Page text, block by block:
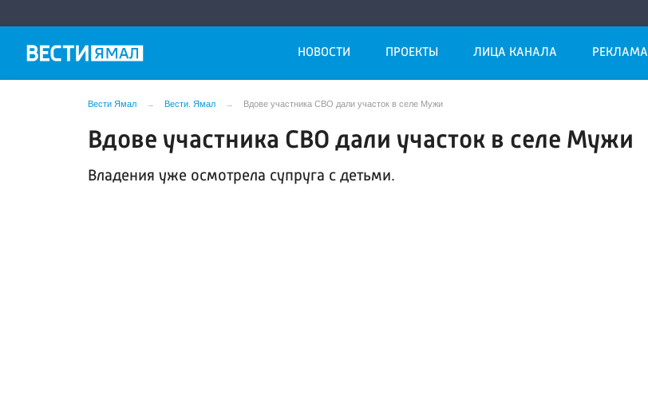
НОВОСТИ ПРОЕКТЫ ЛИЦА КАНАЛА РЕКЛАМА
Вести Ямал Вести. Ямал Вдове участника СВО дали участок в селе Мужи
Вдове участника СВО дали участок в селе Мужи
Владения уже осмотрела супруга с детьми.